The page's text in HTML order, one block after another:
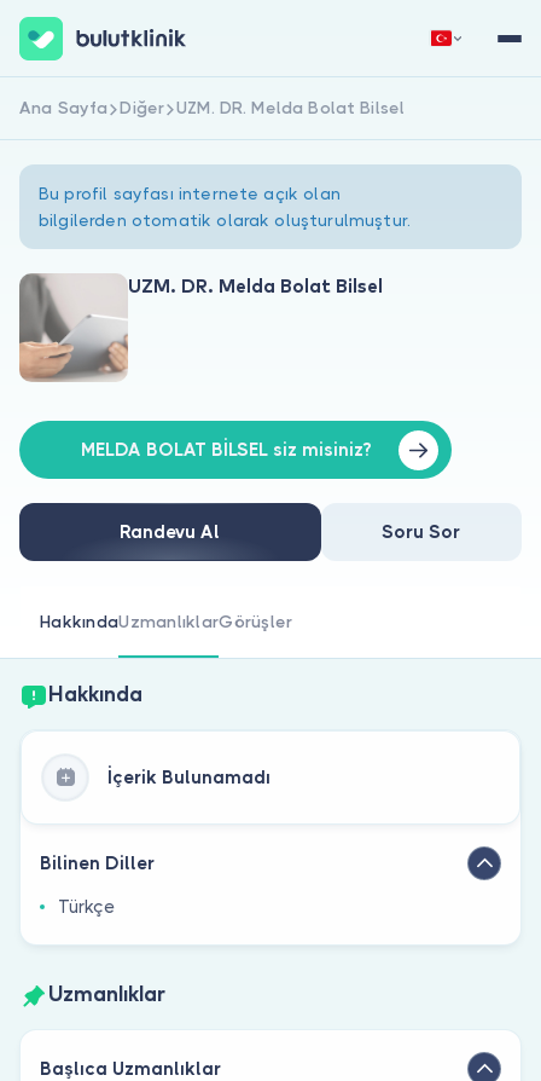
Hakkımızda
Doktorlar için
Doktor musunuz?
Hemen Kaydol Giriş Yap
Ana Sayfa Diğer UZM. DR. Melda Bolat Bilsel
Bu profil sayfası internete açık olan
bilgilerden otomatik olarak oluşturulmuştur.
UZM. DR. Melda Bolat Bilsel
MELDA BOLAT BİLSEL siz misiniz?
Randevu Al Soru Sor
HakkındaUzmanlıklarGörüşler
Hakkında
İçerik Bulunamadı
Bilinen Diller
Türkçe
Uzmanlıklar
Başlıca Uzmanlıklar